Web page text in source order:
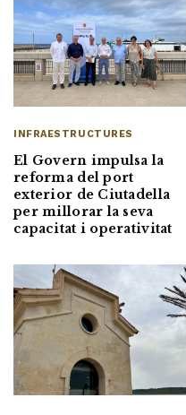
INFRAESTRUCTURES
El Govern impulsa la
reforma del port
exterior de Ciutadella
per millorar la seva
capacitat i operativitat